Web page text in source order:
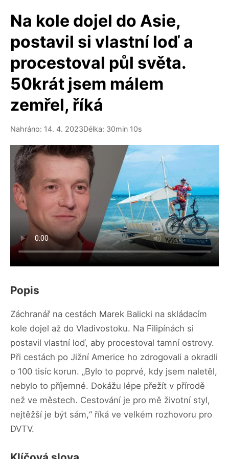
Na kole dojel do Asie,
postavil si vlastní loď a
procestoval půl světa.
50krát jsem málem
zemřel, říká
Nahráno: 14. 4. 2023Délka: 30min 10s
Popis
Záchranář na cestách Marek Balicki na skládacím
kole dojel až do Vladivostoku. Na Filipínách si
postavil vlastní loď, aby procestoval tamní ostrovy.
Při cestách po Jižní Americe ho zdrogovali a okradli
o 100 tisíc korun. „Bylo to poprvé, kdy jsem naletěl,
nebylo to příjemné. Dokážu lépe přežít v přírodě
než ve městech. Cestování je pro mě životní styl,
nejtěžší je být sám,“ říká ve velkém rozhovoru pro
DVTV.